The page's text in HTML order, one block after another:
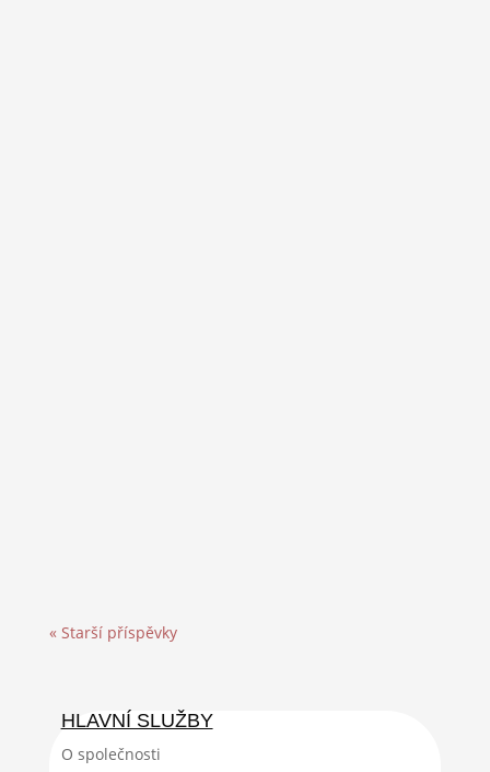
« Starší příspěvky
HLAVNÍ SLUŽBY
O společnosti